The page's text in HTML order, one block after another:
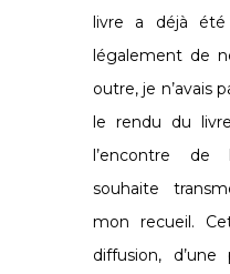
livre a déjà
légalement de
outre, je n’avais
le rendu du
l’encontre de
souhaite
mon recueil.
diffusion,